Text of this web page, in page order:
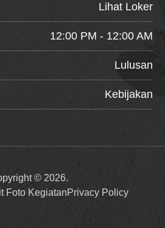
Lihat Loker
12:00 PM - 12:00 AM
Lulusan
Kebijakan
© 2026.
Foto KegiatanPrivacy Policy